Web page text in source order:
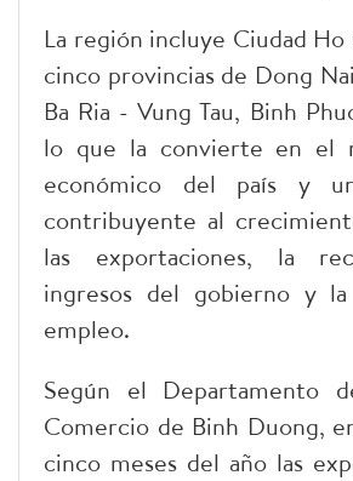
La región incluye Ciudad
cinco provincias de Dong
Ba Ria - Vung Tau, Binh
lo que la convierte en el
económico del país y
contribuyente al
las exportaciones, la
ingresos del gobierno y
empleo.
Según el Departamento
Comercio de Binh Duong,
cinco meses del año las